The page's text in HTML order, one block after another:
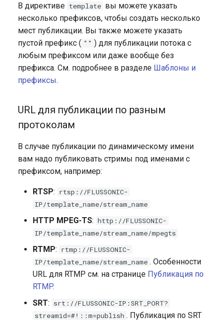
В директиве template вы можете указать
несколько префиксов, чтобы создать несколько
мест публикации. Вы также можете указать
пустой префикс ( "" ) для публикации потока с
любым префиксом или даже вообще без
префикса. См. подробнее в разделе Шаблоны и
префиксы.
URL для публикации по разным
протоколам
В случае публикации по динамическому имени
вам надо публиковать стримы под именами с
префиксом, например:
RTSP: rtsp://FLUSSONIC-
IP/template_name/stream_name
HTTP MPEG-TS: http://FLUSSONIC-
IP/template_name/stream_name/mpegts
RTMP: rtmp://FLUSSONIC-
IP/template_name/stream_name . Особенности
URL для RTMP см. на странице Публикация по
RTMP.
SRT: srt://FLUSSONIC-IP:SRT_PORT?
streamid=#!::m=publish . Публикация по SRT